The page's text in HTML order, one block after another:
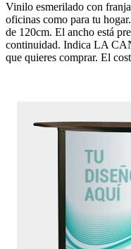
Vinilo esmerilado con
oficinas como para tu
de 120cm. El ancho está
continuidad. Indica LA
que quieres comprar. El